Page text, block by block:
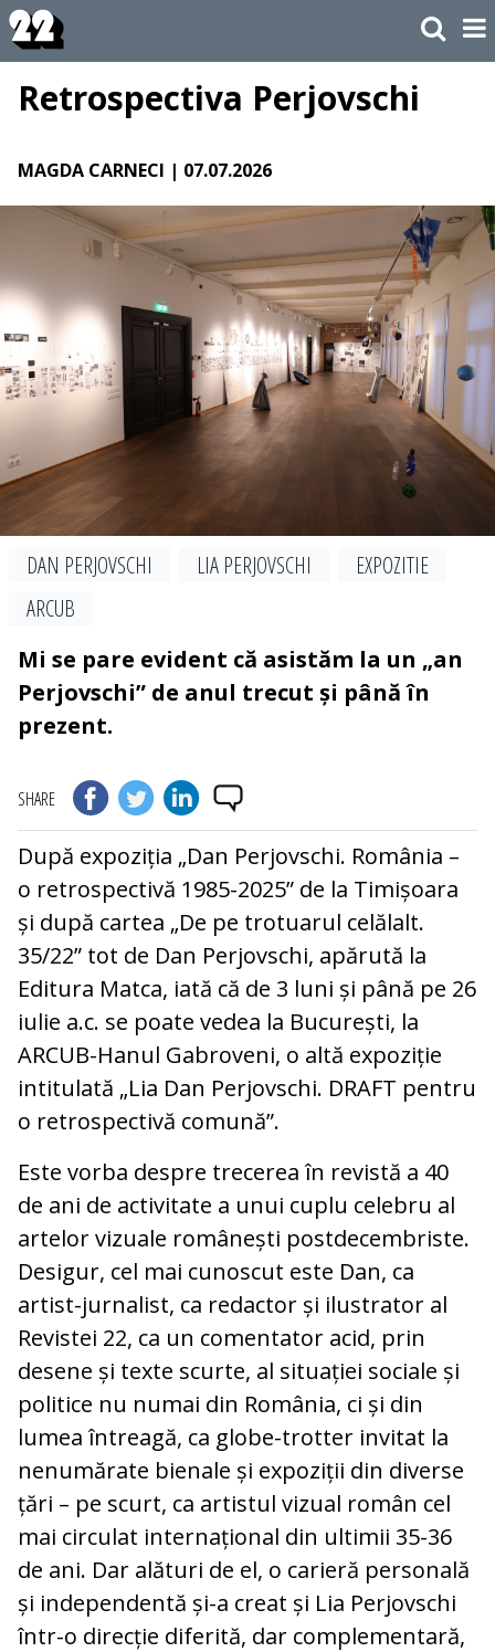
Retrospectiva Perjovschi
MAGDA CARNECI | 07.07.2026
DAN PERJOVSCHI LIA PERJOVSCHI
EXPOZITIE
ARCUB
Mi se pare evident că asistăm la un „an
Perjovschi” de anul trecut și până în
prezent.
SHARE
După expoziția „Dan Perjovschi. România –
o retrospectivă 1985-2025” de la Timișoara
și după cartea „De pe trotuarul celălalt.
35/22” tot de Dan Perjovschi, apărută la
Editura Matca, iată că de 3 luni și până pe 26
iulie a.c. se poate vedea la București, la
ARCUB-Hanul Gabroveni, o altă expoziție
intitulată „Lia Dan Perjovschi. DRAFT pentru
o retrospectivă comună”.
Este vorba despre trecerea în revistă a 40
de ani de activitate a unui cuplu celebru al
artelor vizuale românești postdecembriste.
Desigur, cel mai cunoscut este Dan, ca
artist-jurnalist, ca redactor și ilustrator al
Revistei 22, ca un comentator acid, prin
desene și texte scurte, al situației sociale și
politice nu numai din România, ci și din
lumea întreagă, ca globe-trotter invitat la
nenumărate bienale și expoziții din diverse
țări – pe scurt, ca artistul vizual român cel
mai circulat internațional din ultimii 35-36
de ani. Dar alături de el, o carieră personală
și independentă și-a creat și Lia Perjovschi
într-o direcție diferită, dar complementară,